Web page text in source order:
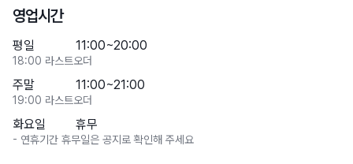
방문 전에 전화문의 해주세요.
영업시간
평일 11:00~20:00
18:00 라스트오더
주말 11:00~21:00
19:00 라스트오더
화요일 휴무
- 연휴기간 휴무일은 공지로 확인해 주세요